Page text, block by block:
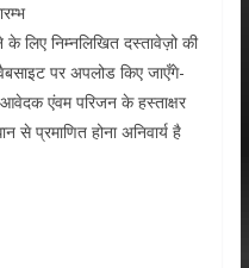
लिए निम्नलिखित दस्तावेज़ो की
पर अपलोड किए जाएँगे-
एंवम परिजन के हस्ताक्षर
से प्रमाणित होना अनिवार्य है